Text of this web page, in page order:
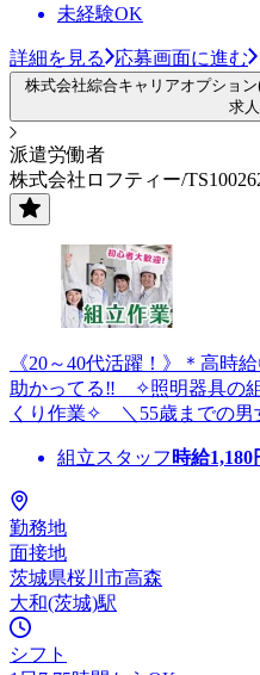
未経験OK
詳細を見る 応募画面に進む
株式会社綜合キャリアオプショ
求
派遣労働者
株式会社ロフティー/
《20～40代活躍！》＊高時
助かってる‼ ✧照明器具の
くり作業✧ ＼55歳までの
組立スタッフ 時給1,180
勤務地
面接地
茨城県桜川市高森
大和(茨城)駅
シフト